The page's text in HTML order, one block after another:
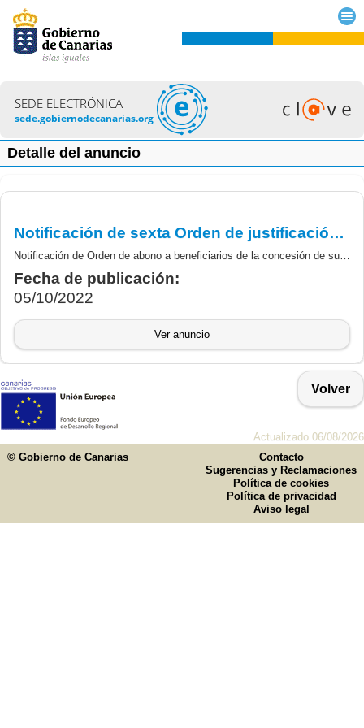
SEDE ELECTRÓNICA
sede.gobiernodecanarias.org
Detalle del anuncio
Notificación de sexta Orden de justificación y abono de las subvenciones derivadas del RD 266/2021, de 13 de abril - MOVES III
Notificación de Orden de abono a beneficiarios de la concesión de subvenciones derivadas del RD 266/2021, de 13 de abril, por el que se regulan los Programas de incentivos ligados a la movilidad eléctrica MOVES III, en el marco del Plan de Recuperación, Transformación y Resiliencia Europeo
Fecha de publicación:
05/10/2022
Ver anuncio
Volver
Actualizado 06/08/2026
© Gobierno de Canarias
Contacto
Sugerencias y Reclamaciones
Política de cookies
Política de privacidad
Aviso legal